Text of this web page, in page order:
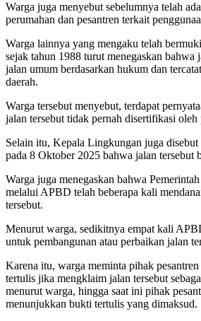
Warga juga menyebut sebelumnya telah
perumahan dan pesantren terkait
Warga lainnya yang mengaku telah
sejak tahun 1988 turut menegaskan bahwa
jalan umum berdasarkan hukum dan
daerah.
Warga tersebut menyebut, terdapat
jalan tersebut tidak pernah disertifikasi oleh
Selain itu, Kepala Lingkungan juga disebut
pada 8 Oktober 2025 bahwa jalan tersebut
Warga juga menegaskan bahwa
melalui APBD telah beberapa kali
tersebut.
Menurut warga, sedikitnya empat kali
untuk pembangunan atau perbaikan jalan
Karena itu, warga meminta pihak
tertulis jika mengklaim jalan tersebut
menurut warga, hingga saat ini pihak
menunjukkan bukti tertulis yang dimaksud.